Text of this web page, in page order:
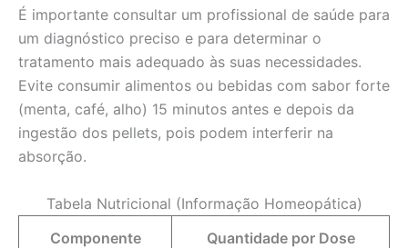
É importante consultar um profissional de saúde para
um diagnóstico preciso e para determinar o
tratamento mais adequado às suas necessidades.
Evite consumir alimentos ou bebidas com sabor forte
(menta, café, alho) 15 minutos antes e depois da
ingestão dos pellets, pois podem interferir na
absorção.
Tabela Nutricional (Informação Homeopática)
Componente
Quantidade por Dose